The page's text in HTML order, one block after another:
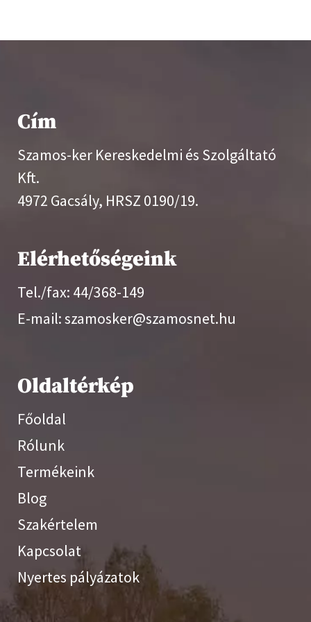
Cím
Szamos-ker Kereskedelmi és Szolgáltató
Kft.
4972 Gacsály, HRSZ 0190/19.
Elérhetőségeink
Tel./fax: 44/368-149
E-mail: szamosker@szamosnet.hu
Oldaltérkép
Főoldal
Rólunk
Termékeink
Blog
Szakértelem
Kapcsolat
Nyertes pályázatok